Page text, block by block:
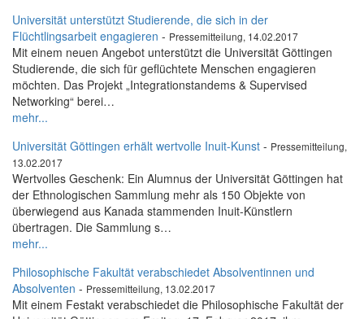
Universität unterstützt Studierende, die sich in der
Flüchtlingsarbeit engagieren - Pressemitteilung, 14.02.2017
Mit einem neuen Angebot unterstützt die Universität Göttingen
Studierende, die sich für geflüchtete Menschen engagieren
möchten. Das Projekt „Integrationstandems & Supervised
Networking“ berei…
mehr...
Universität Göttingen erhält wertvolle Inuit-Kunst - Pressemitteilung,
13.02.2017
Wertvolles Geschenk: Ein Alumnus der Universität Göttingen hat
der Ethnologischen Sammlung mehr als 150 Objekte von
überwiegend aus Kanada stammenden Inuit-Künstlern
übertragen. Die Sammlung s…
mehr...
Philosophische Fakultät verabschiedet Absolventinnen und
Absolventen - Pressemitteilung, 13.02.2017
Mit einem Festakt verabschiedet die Philosophische Fakultät der